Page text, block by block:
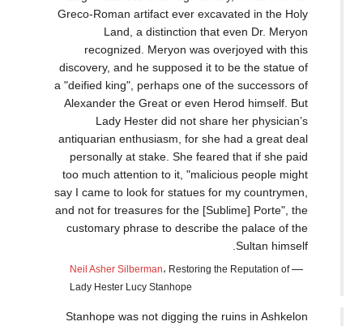
Greco-Roman artifact ever excavated in the Holy
Land, a distinction that even Dr. Meryon
recognized. Meryon was overjoyed with this
discovery, and he supposed it to be the statue of
a "deified king", perhaps one of the successors of
Alexander the Great or even Herod himself. But
Lady Hester did not share her physician’s
antiquarian enthusiasm, for she had a great deal
personally at stake. She feared that if she paid
too much attention to it, "malicious people might
say I came to look for statues for my countrymen,
and not for treasures for the [Sublime] Porte", the
customary phrase to describe the palace of the
Sultan himself.
—
Neil Asher Silberman، Restoring the Reputation of
Lady Hester Lucy Stanhope
Stanhope was not digging the ruins in Ashkelon